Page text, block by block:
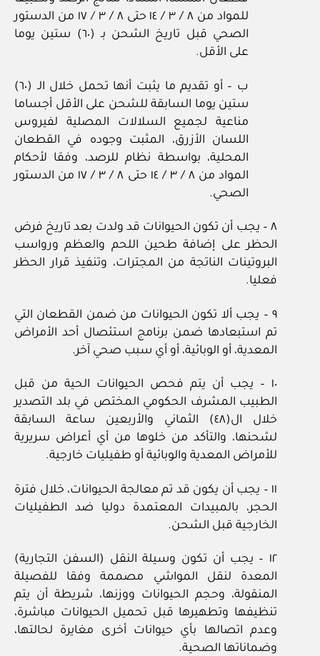
للمواد من ٨ / ٣ / ١٤ حتى ٨ / ٣ / ١٧ من الدستور
الصحي قبل تاريخ الشحن بـ (٦٠) ستين يوما
على الأقل.
ب – أو تقديم ما يثبت أنها تحمل خلال الـ (٦٠)
ستين يوما السابقة للشحن على الأقل أجساما
مناعية لجميع السلالات المصلية لفيروس
اللسان الأزرق، المثبت وجوده في القطعان
المحلية، بواسطة نظام للرصد، وفقا لأحكام
المواد من ٨ / ٣ / ١٤ حتى ٨ / ٣ / ١٧ من الدستور
الصحي.
٨ – يجب أن تكون الحيوانات قد ولدت بعد تاريخ فرض
الحظر على إضافة طحين اللحم والعظم ورواسب
البروتينات الناتجة من المجترات، وتنفيذ قرار الحظر
فعليا.
٩ – يجب ألا تكون الحيوانات من ضمن القطعان التي
تم استبعادها ضمن برنامج استئصال أحد الأمراض
المعدية، أو الوبائية، أو أي سبب صحي آخر.
١٠ – يجب أن يتم فحص الحيوانات الحية من قبل
الطبيب المشرف الحكومي المختص في بلد التصدير
خلال ال(٤٨) الثماني والأربعين ساعة السابقة
لشحنها، والتأكد من خلوها من أي أعراض سريرية
للأمراض المعدية والوبائية أو طفيليات خارجية.
١١ – يجب أن يكون قد تم معالجة الحيوانات، خلال فترة
الحجر، بالمبيدات المعتمدة دوليا ضد الطفيليات
الخارجية قبل الشحن.
١٢ – يجب أن تكون وسيلة النقل (السفن التجارية)
المعدة لنقل المواشي مصممة وفقا للفصيلة
المنقولة، وحجم الحيوانات ووزنها، شريطة أن يتم
تنظيفها وتطهيرها قبل تحميل الحيوانات مباشرة،
وعدم اتصالها بأي حيوانات أخرى مغايرة لحالتها،
وضماناتها الصحية.